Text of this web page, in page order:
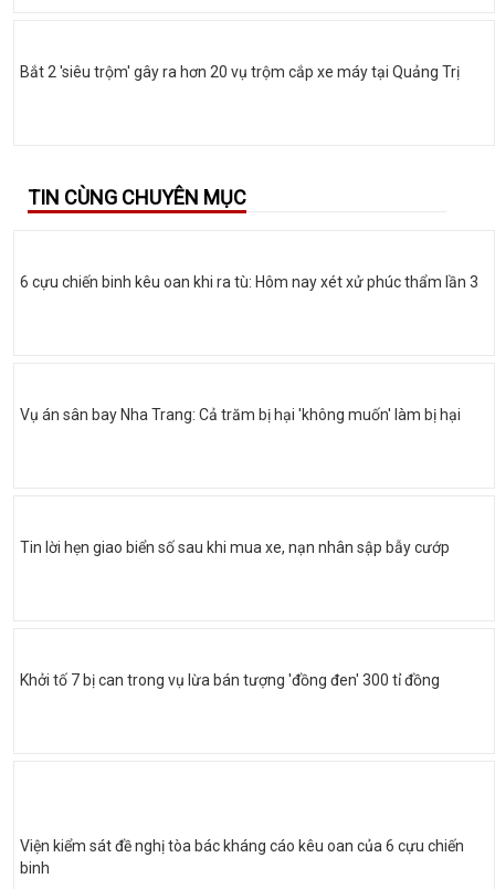
Bắt 2 'siêu trộm' gây ra hơn 20 vụ trộm cắp xe máy tại Quảng Trị
TIN CÙNG CHUYÊN MỤC
6 cựu chiến binh kêu oan khi ra tù: Hôm nay xét xử phúc thẩm lần 3
Vụ án sân bay Nha Trang: Cả trăm bị hại 'không muốn' làm bị hại
Tin lời hẹn giao biển số sau khi mua xe, nạn nhân sập bẫy cướp
Khởi tố 7 bị can trong vụ lừa bán tượng 'đồng đen' 300 tỉ đồng
Viện kiểm sát đề nghị tòa bác kháng cáo kêu oan của 6 cựu chiến
binh